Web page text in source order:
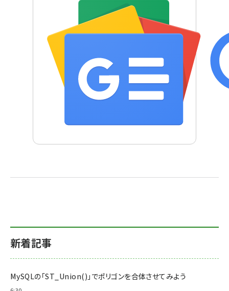
新着記事
MySQLの「ST_Union()」でポリゴンを合体させてみよう